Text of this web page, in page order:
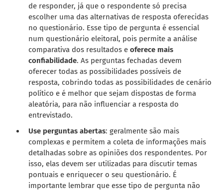
de responder, já que o respondente só precisa
escolher uma das alternativas de resposta oferecidas
no questionário. Esse tipo de pergunta é essencial
num questionário eleitoral, pois permite a análise
comparativa dos resultados eoferece mais
confiabilidade. As perguntas fechadas devem
oferecer todas as possibilidades possíveis de
resposta, cobrindo todas as possibilidades de cenário
político e é melhor que sejam dispostas de forma
aleatória, para não influenciar a resposta do
entrevistado.
Use perguntas abertas: geralmente são mais
complexas e permitem a coleta de informações mais
detalhadas sobre as opiniões dos respondentes. Por
isso, elas devem ser utilizadas para discutir temas
pontuais e enriquecer o seu questionário. É
importante lembrar que esse tipo de pergunta não